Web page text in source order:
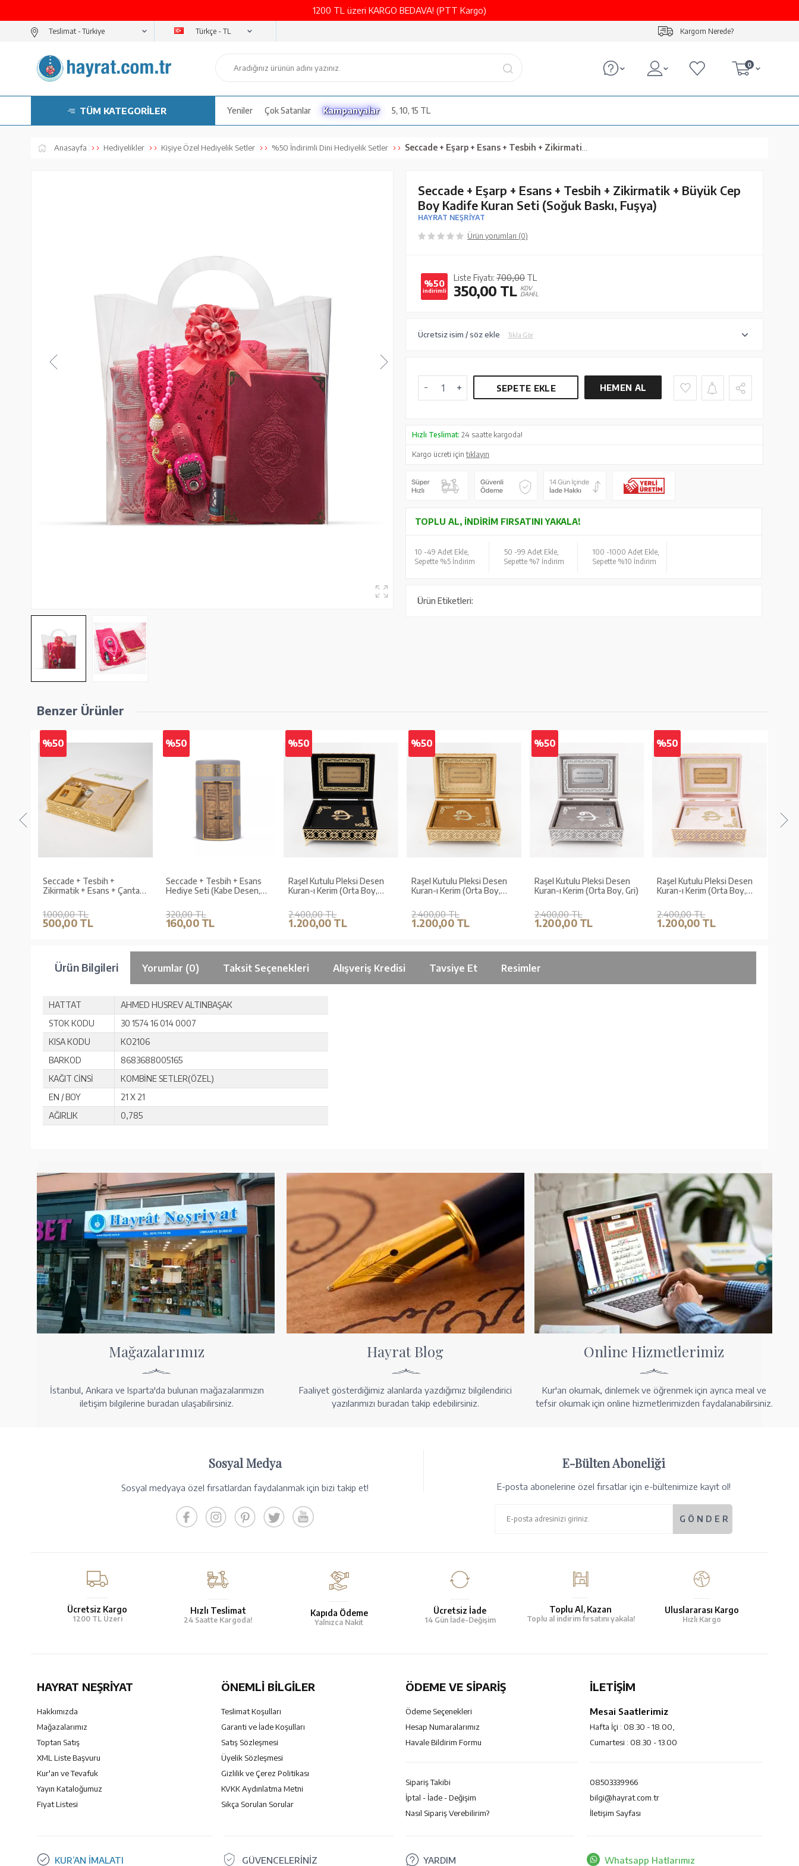
1200 TL üzeri KARGO BEDAVA! (PTT Kargo)
Teslimat - Türkçe - TL Kargom Nerede?
0
TÜM KATEGORİLER Yeniler Çok Satanlar Kampanyalar 5, 10, 15 TL
Anasayfa Hediyelikler Kişiye Özel Hediyelik Setler %50 İndirimli Dini Hediyelik Setler Seccade + Eşarp + Esans + Tesbih + Zikirmatik + Büyük Cep Boy Kadife Kuran Seti (Soğuk Baskı, Fuşya)
Seccade + Eşarp + Esans + Tesbih + Zikirmatik + Büyük Cep
Boy Kadife Kuran Seti (Soğuk Baskı, Fuşya)
HAYRAT NEŞRİYAT
Ürün yorumları (0)
%50
indirimli
Liste Fiyatı: 700,00 TL
350,00 TL KDV
DAHİL
Ücretsiz isim / söz ekle Tıkla Gör
SEPETE EKLE HEMEN AL
Hızlı Teslimat: 24 saatte kargoda!
Kargo ücreti içintıklayın
TOPLU AL, İNDIRIM FIRSATINI YAKALA!
10 -49 Adet Ekle,
Sepette %5 İndirim
50 -99 Adet Ekle,
Sepette %7 İndirim
100 -1000 Adet Ekle,
Sepette %10 İndirim
Ürün Etiketleri:
Benzer Ürünler
%50
Seccade + Tesbih +
Zikirmatik + Esans + Çanta
(Termo Deri Kutu)
1.000,00 TL
500,00 TL
%50
Seccade + Tesbih + Esans
Hediye Seti (Kabe Desen,
320,00 TL
160,00 TL
%50
Raşel Kutulu Pleksi Desen
Kuran-ı Kerim (Orta Boy,
2.400,00 TL
1.200,00 TL
%50
Raşel Kutulu Pleksi Desen
Kuran-ı Kerim (Orta Boy,
2.400,00 TL
1.200,00 TL
%50
Raşel Kutulu Pleksi Desen
Kuran-ı Kerim (Orta Boy, Gri)
2.400,00 TL
1.200,00 TL
%50
Raşel Kutulu Pleksi Desen
Kuran-ı Kerim (Orta Boy,
2.400,00 TL
1.200,00 TL
Ürün Bilgileri Yorumlar (0) Taksit Seçenekleri Alışveriş Kredisi Tavsiye Et Resimler
HATTAT
AHMED HUSREV ALTINBAŞAK
STOK KODU
30 1574 16 014 0007
KISA KODU
KO2106
BARKOD
8683688005165
KAĞIT CİNSİ
KOMBİNE SETLER(ÖZEL)
EN / BOY
21 X 21
AĞIRLIK
0,785
Mağazalarımız
İstanbul, Ankara ve Isparta'da bulunan mağazalarımızın
iletişim bilgilerine buradan ulaşabilirsiniz.
Hayrat Blog
Faaliyet gösterdiğimiz alanlarda yazdığımız bilgilendirici
yazılarımızı buradan takip edebilirsiniz.
Online Hizmetlerimiz
Kur'an okumak, dinlemek ve öğrenmek için ayrıca meal ve
tefsir okumak için online hizmetlerimizden faydalanabilirsiniz.
Sosyal Medya
Sosyal medyaya özel fırsatlardan faydalanmak için bizi takip et!
E-Bülten Aboneliği
E-posta abonelerine özel fırsatlar için e-bültenimize kayıt ol!
Ücretsiz Kargo
1200 TL Üzeri
Hızlı Teslimat
24 Saatte Kargoda!
Kapıda Ödeme
Yalnızca Nakit
Ücretsiz İade
14 Gün İade-Değişim
Toplu Al, Kazan
Toplu al indirim fırsatını yakala!
Uluslararası Kargo
Hızlı Kargo
HAYRAT NEŞRIYAT
Hakkımızda
Mağazalarımız
Toptan Satış
XML Liste Başvuru
Kur'an ve Tevafuk
Yayın Kataloğumuz
Fiyat Listesi
ÖNEMLI BILGILER
Teslimat Koşulları
Garanti ve İade Koşulları
Satış Sözleşmesi
Üyelik Sözleşmesi
Gizlilik ve Çerez Politikası
KVKK Aydınlatma Metni
Sıkça Sorulan Sorular
ÖDEME VE SİPARİŞ
Ödeme Seçenekleri
Hesap Numaralarımız
Havale Bildirim Formu
Sipariş Takibi
İptal - İade - Değişim
Nasıl Sipariş Verebilirim?
İLETİŞİM
Mesai Saatlerimiz
Hafta İçi : 08.30 - 18.00,
Cumartesi : 08.30 - 13.00
08503339966
bilgi@hayrat.com.tr
İletişim Sayfası
KUR’AN İMALATI GÜVENCELERİNİZ YARDIM Whatsapp Hatlarımız